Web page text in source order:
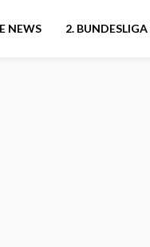
NEWS 2. BUNDESLIGA